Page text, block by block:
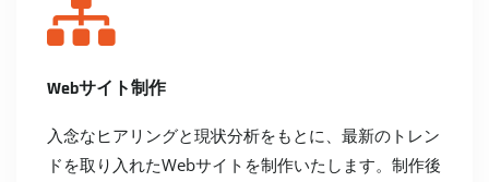
Webサイト制作
入念なヒアリングと現状分析をもとに、最新のトレン
ドを取り入れたWebサイトを制作いたします。制作後